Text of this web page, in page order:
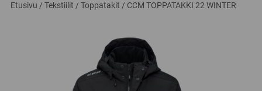
Etusivu / Tekstiilit / Toppatakit / CCM TOPPATAKKI 22 WINTER